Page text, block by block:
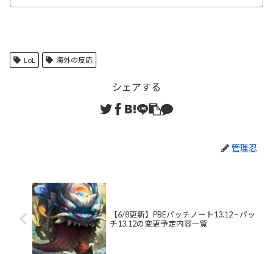
LoL 海外の反応
シェアする
管理忍
【6/8更新】PBEパッチノート13.12 – パッ
チ13.12の変更予定内容一覧